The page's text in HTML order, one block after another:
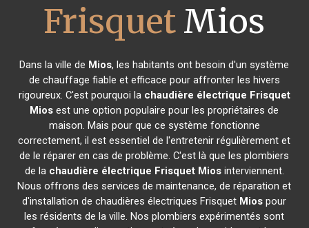
Frisquet Mios
Dans la ville de Mios, les habitants ont besoin d'un système
de chauffage fiable et efficace pour affronter les hivers
rigoureux. C'est pourquoi la chaudière électrique Frisquet
Mios est une option populaire pour les propriétaires de
maison. Mais pour que ce système fonctionne
correctement, il est essentiel de l'entretenir régulièrement et
de le réparer en cas de problème. C'est là que les plombiers
de la chaudière électrique Frisquet Miosinterviennent.
Nous offrons des services de maintenance, de réparation et
d'installation de chaudières électriques Frisquet Mios pour
les résidents de la ville. Nos plombiers expérimentés sont